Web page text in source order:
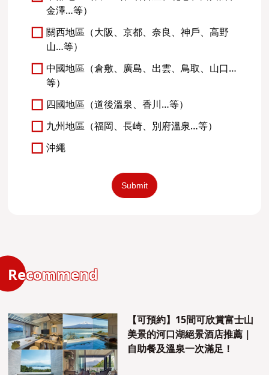
金澤…等）
關西地區（大阪、京都、奈良、神戶、高野
山…等）
中國地區（倉敷、廣島、出雲、鳥取、山口…
等）
四國地區（道後溫泉、香川…等）
九州地區（福岡、長崎、別府溫泉…等）
沖繩
Recommend
【可預約】15間可欣賞富士山
美景的河口湖絕景酒店推薦｜
自助餐及溫泉一次滿足！